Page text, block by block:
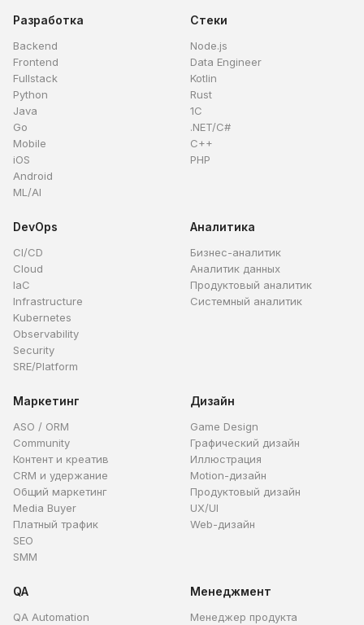
Разработка
Backend
Frontend
Fullstack
Python
Java
Go
Mobile
iOS
Android
ML/AI
Стеки
Node.js
Data Engineer
Kotlin
Rust
1C
.NET/C#
C++
PHP
DevOps
CI/CD
Cloud
IaC
Infrastructure
Kubernetes
Observability
Security
SRE/Platform
Аналитика
Бизнес-аналитик
Аналитик данных
Продуктовый аналитик
Системный аналитик
Маркетинг
ASO / ORM
Community
Контент и креатив
CRM и удержание
Общий маркетинг
Media Buyer
Платный трафик
SEO
SMM
Дизайн
Game Design
Графический дизайн
Иллюстрация
Motion-дизайн
Продуктовый дизайн
UX/UI
Web-дизайн
QA
QA Automation
Менеджмент
Менеджер продукта